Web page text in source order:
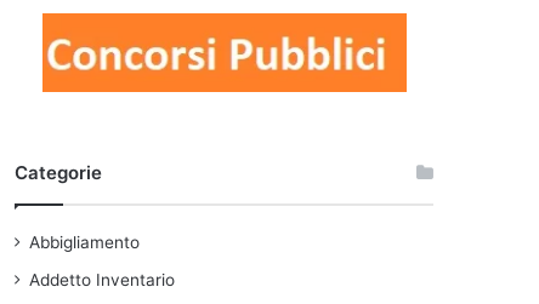
Categorie
Abbigliamento
Addetto Inventario